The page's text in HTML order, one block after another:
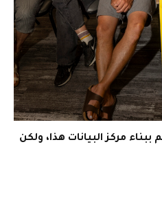
ببناء مركز البيانات هذا، ولكن